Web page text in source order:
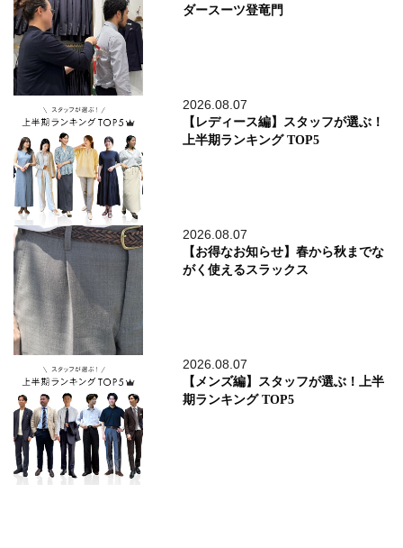
ダースーツ登竜門
2026.08.07
【レディース編】スタッフが選ぶ！
上半期ランキング TOP5
2026.08.07
【お得なお知らせ】春から秋までな
がく使えるスラックス
2026.08.07
【メンズ編】スタッフが選ぶ！上半
期ランキング TOP5